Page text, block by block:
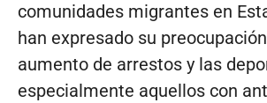
comunidades migrantes en
han expresado su
aumento de arrestos y las
especialmente aquellos con